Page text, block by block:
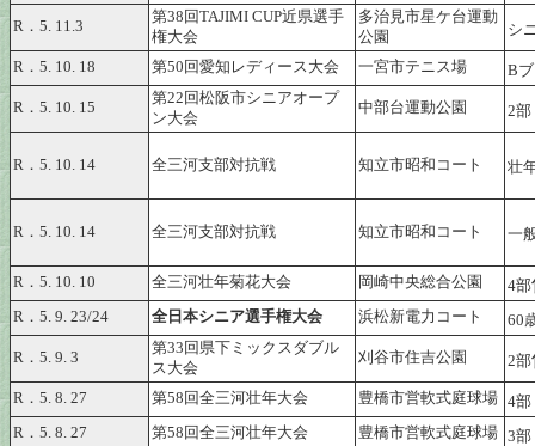
R．5. 11.3
第38回TAJIMI CUP近県選手
権大会
多治見市星ケ台運動
公園
シ
R．5. 10. 18 第50回愛知レディース大会 一宮市テニス場 B
R．5. 10. 15
第22回松阪市シニアオープ
ン大会
中部台運動公園 2部
R．5. 10. 14 全三河支部対抗戦 知立市昭和コート 壮
R．5. 10. 14 全三河支部対抗戦 知立市昭和コート 一
R．5. 10. 10 全三河壮年菊花大会 岡崎中央総合公園 4部
R．5. 9. 23/24 全日本シニア選手権大会 浜松新電力コート 60
R．5. 9. 3
第33回県下ミックスダブル
ス大会
刈谷市住吉公園 2部
R．5. 8. 27 第58回全三河壮年大会 豊橋市営軟式庭球場 4部
R．5. 8. 27 第58回全三河壮年大会 豊橋市営軟式庭球場 3部